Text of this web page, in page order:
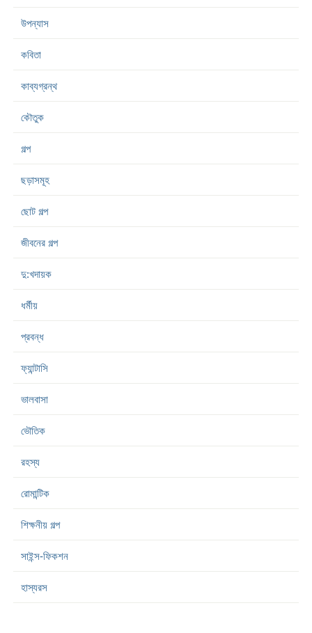
উপন্যাস
কবিতা
কাব্যগ্রন্থ
কৌতুক
গল্প
ছড়াসমূহ
ছোট গল্প
জীবনের গল্প
দু:খদায়ক
ধর্মীয়
প্রবন্ধ
ফ্যান্টাসি
ভালবাসা
ভৌতিক
রহস্য
রোমান্টিক
শিক্ষনীয় গল্প
সাইন্স-ফিকশন
হাস্যরস